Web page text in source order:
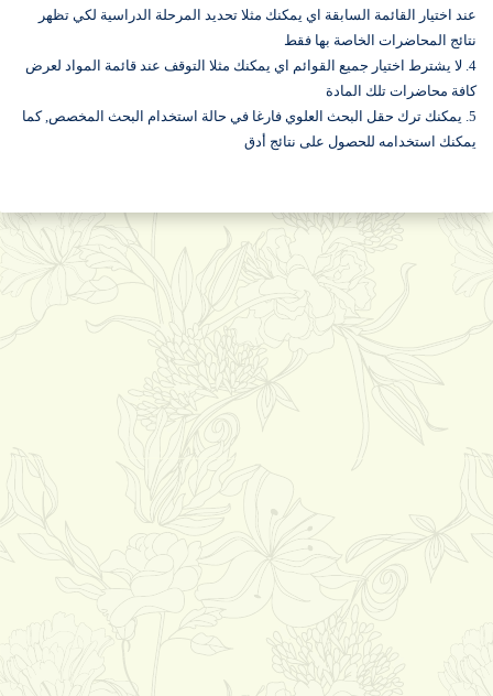
عند اختيار القائمة السابقة اي يمكنك مثلا تحديد المرحلة الدراسية لكي تظهر
نتائج المحاضرات الخاصة بها فقط
4. لا يشترط اختيار جميع القوائم اي يمكنك مثلا التوقف عند قائمة المواد لعرض
كافة محاضرات تلك المادة
5. يمكنك ترك حقل البحث العلوي فارغا في حالة استخدام البحث المخصص, كما
يمكنك استخدامه للحصول على نتائج أدق